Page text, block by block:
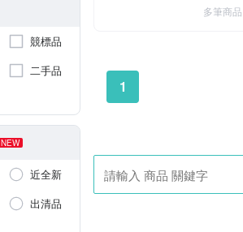
競標品
二手品
NEW
近全新
出清品
多筆商品
1